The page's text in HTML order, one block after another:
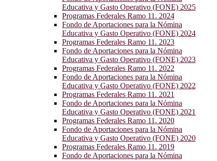
Educativa y Gasto Operativo (FONE) 2025
Programas Federales Ramo 11. 2024
Fondo de Aportaciones para la Nómina
Educativa y Gasto Operativo (FONE) 2024
Programas Federales Ramo 11. 2023
Fondo de Aportaciones para la Nómina
Educativa y Gasto Operativo (FONE) 2023
Programas Federales Ramo 11. 2022
Fondo de Aportaciones para la Nómina
Educativa y Gasto Operativo (FONE) 2022
Programas Federales Ramo 11. 2021
Fondo de Aportaciones para la Nómina
Educativa y Gasto Operativo (FONE) 2021
Programas Federales Ramo 11. 2020
Fondo de Aportaciones para la Nómina
Educativa y Gasto Operativo (FONE) 2020
Programas Federales Ramo 11. 2019
Fondo de Aportaciones para la Nómina